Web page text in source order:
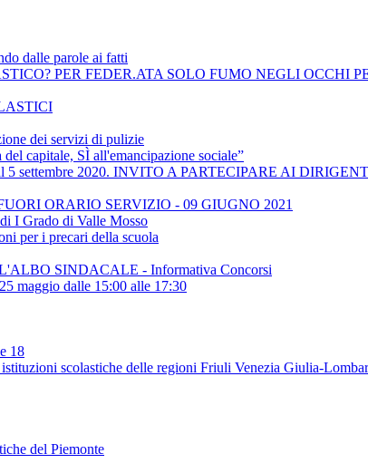
dalle parole ai fatti
PER FEDER.ATA SOLO FUMO NEGLI OCCHI
dei servizi di pulizie
capitale, SÌ all'emancipazione sociale”
5 settembre 2020. INVITO A PARTECIPARE AI
ORARIO SERVIZIO - 09 GIUGNO 2021
I Grado di Valle Mosso
per i precari della scuola
SINDACALE - Informativa Concorsi
maggio dalle 15:00 alle 17:30
18
scolastiche delle regioni Friuli Venezia Giulia-
del Piemonte